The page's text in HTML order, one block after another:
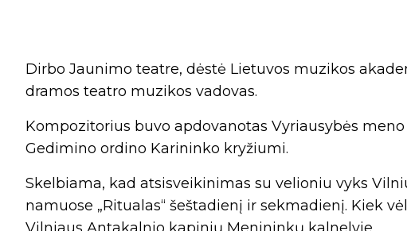
Dirbo Jaunimo teatre, dėstė Lietuvos muzikos
dramos teatro muzikos vadovas.
Kompozitorius buvo apdovanotas Vyriausybės
Gedimino ordino Karininko kryžiumi.
Skelbiama, kad atsisveikinimas su velioniu vyks
namuose „Ritualas“ šeštadienį ir sekmadienį. Kiek